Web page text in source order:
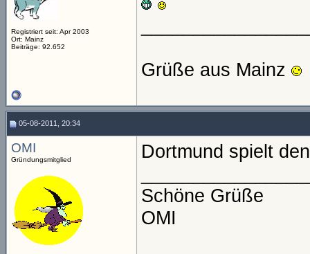
Registriert seit: Apr 2003
Ort: Mainz
Beiträge: 92.652
Grüße aus Mainz
05-08-2011, 20:34
OMI
Gründungsmitglied
Dortmund spielt
Schöne Grüße
OMI